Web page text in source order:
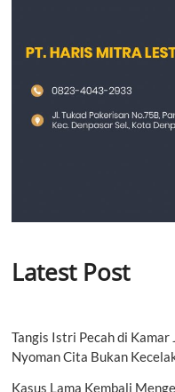
Latest Post
Tangis Istri Pecah di
Nyoman Cita Bukan
Kasus Lama Kembali